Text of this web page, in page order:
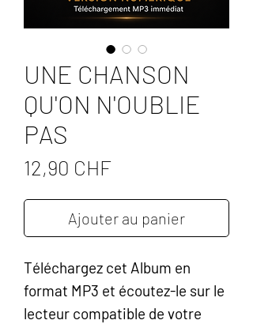
UNE CHANSON
QU'ON N'OUBLIE
PAS
12,90 CHFPrix
Ajouter au panier
Téléchargez cet Album en
format MP3 et écoutez-le sur le
lecteur compatible de votre